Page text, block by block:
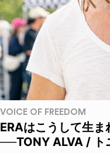
VOICE OF FREEDOM
ERAはこうして生ま
──TONY ALVA / ト